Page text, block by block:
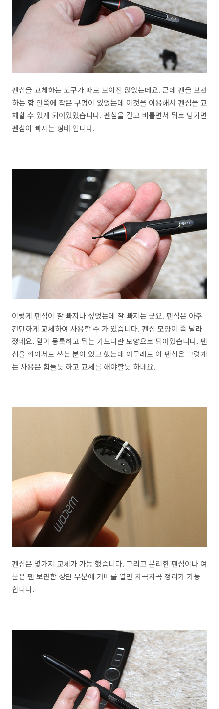
펜심을 교체하는 도구가 따로 보이진 않았는데요. 근데 펜을 보관
하는 함 안쪽에 작은 구멍이 있었는데 이것을 이용해서 펜심을 교
체할 수 있게 되어있었습니다. 펜심을 걸고 비틀면서 뒤로 당기면
펜심이 빠지는 형태 입니다.
이렇게 펜심이 잘 빠지나 싶었는데 잘 빠지는 군요. 펜심은 아주
간단하게 교체하여 사용할 수 가 있습니다. 펜심 모양이 좀 달라
졌네요. 앞이 뭉툭하고 뒤는 가느다란 모양으로 되어있습니다. 펜
심을 깍아서도 쓰는 분이 있고 했는데 아무래도 이 펜심은 그렇게
는 사용은 힘들듯 하고 교체를 해야할듯 하네요.
펜심은 몇가지 교체가 가능 했습니다. 그리고 분리한 팬심이나 여
분은 펜 보관함 상단 부분에 커버를 열면 차곡차곡 정리가 가능
합니다.